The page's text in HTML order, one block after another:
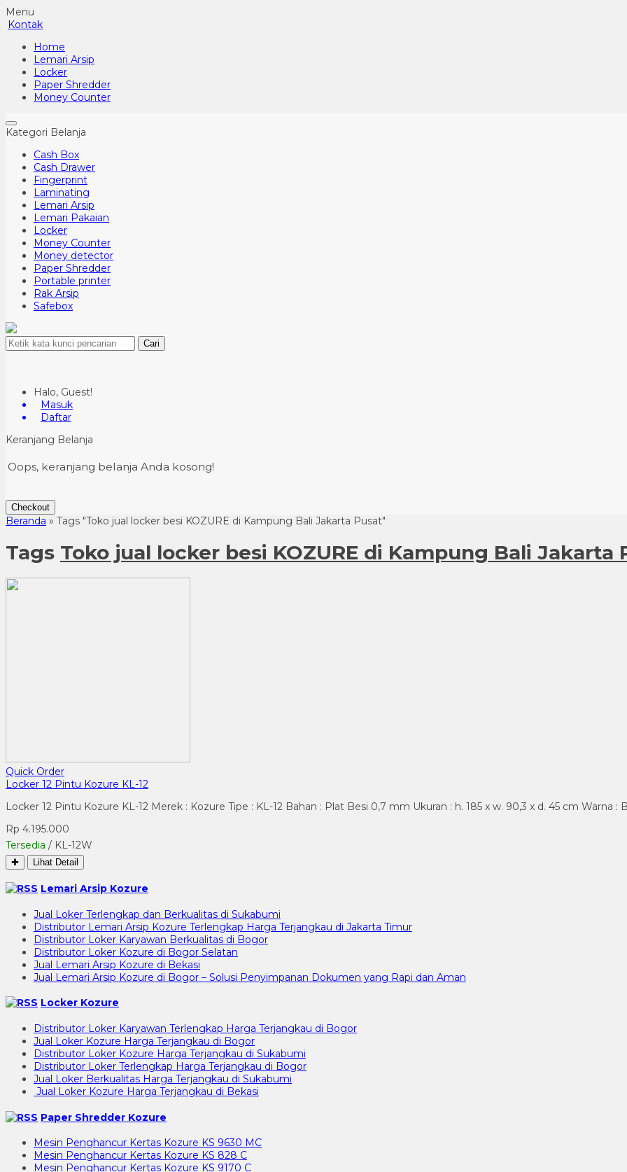
Menu
Kontak
Home
Lemari Arsip
Locker
Paper Shredder
Money Counter
Kategori Belanja
Cash Box
Cash Drawer
Fingerprint
Laminating
Lemari Arsip
Lemari Pakaian
Locker
Money Counter
Money detector
Paper Shredder
Portable printer
Rak Arsip
Safebox
Cari
Halo, Guest!
Masuk
Daftar
Keranjang Belanja
Oops, keranjang belanja Anda kosong!
Checkout
Beranda » Tags "Toko jual locker besi KOZURE di Kampung Bali Jakarta Pusat"
Tags Toko jual locker besi KOZURE di Kampung Bali Jakarta
Quick Order
Locker 12 Pintu Kozure KL-12
Locker 12 Pintu Kozure KL-12 Merek : Kozure Tipe : KL-12 Bahan : Plat Besi 0,7 mm Ukuran : h. 185 x w. 90,3 x d. 45 cm Warna :
Rp 4.195.000
Tersedia / KL-12W
✚ Lihat Detail
Lemari Arsip Kozure
Jual Loker Terlengkap dan Berkualitas di Sukabumi
Distributor Lemari Arsip Kozure Terlengkap Harga Terjangkau di Jakarta Timur
Distributor Loker Karyawan Berkualitas di Bogor
Distributor Loker Kozure di Bogor Selatan
Jual Lemari Arsip Kozure di Bekasi
Jual Lemari Arsip Kozure di Bogor – Solusi Penyimpanan Dokumen yang Rapi dan Aman
Locker Kozure
Distributor Loker Karyawan Terlengkap Harga Terjangkau di Bogor
Jual Loker Kozure Harga Terjangkau di Bogor
Distributor Loker Kozure Harga Terjangkau di Sukabumi
Distributor Loker Terlengkap Harga Terjangkau di Bogor
Jual Loker Berkualitas Harga Terjangkau di Sukabumi
Jual Loker Kozure Harga Terjangkau di Bekasi
Paper Shredder Kozure
Mesin Penghancur Kertas Kozure KS 9630 MC
Mesin Penghancur Kertas Kozure KS 828 C
Mesin Penghancur Kertas Kozure KS 9170 C